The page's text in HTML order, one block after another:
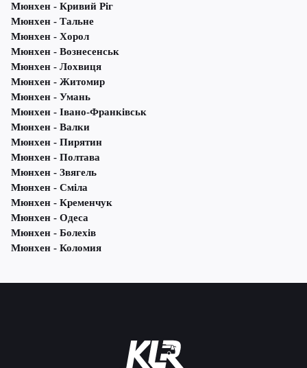
Мюнхен - Кривий Ріг
Мюнхен - Тальне
Мюнхен - Хорол
Мюнхен - Вознесенськ
Мюнхен - Лохвиця
Мюнхен - Житомир
Мюнхен - Умань
Мюнхен - Івано-Франківськ
Мюнхен - Валки
Мюнхен - Пирятин
Мюнхен - Полтава
Мюнхен - Звягель
Мюнхен - Сміла
Мюнхен - Кременчук
Мюнхен - Одеса
Мюнхен - Болехів
Мюнхен - Коломия